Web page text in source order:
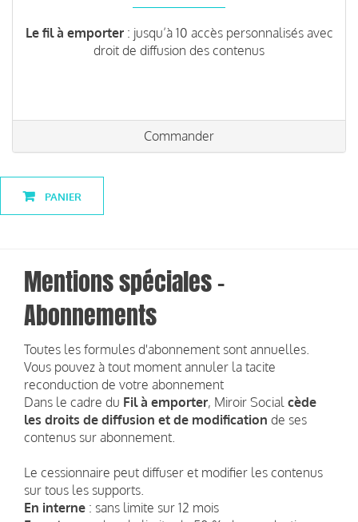
Le fil à emporter: jusqu’à 10 accès personnalisés avec
droit de diffusion des contenus
Commander
PANIER
Mentions spéciales -
Abonnements
Toutes les formules d'abonnement sont annuelles.
Vous pouvez à tout moment annuler la tacite
reconduction de votre abonnement
Dans le cadre du Fil à emporter, Miroir Social cède
les droits de diffusion et de modification de ses
contenus sur abonnement.
Le cessionnaire peut diffuser et modifier les contenus
sur tous les supports.
En interne : sans limite sur 12 mois